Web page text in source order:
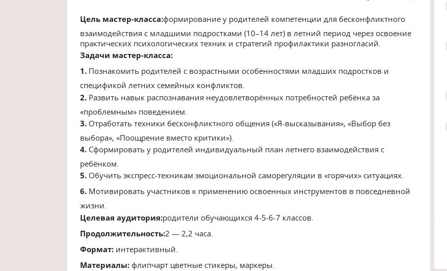
Цель мастер-класса:формирование у родителей компетенции для бесконфликтного
взаимодействия с младшими подростками (10–14 лет) в летний период через освоение
практических психологических техник и стратегий профилактики разногласий.
Задачи мастер-класса:
1. Познакомить родителей с возрастными особенностями младших подростков и
спецификой летних семейных конфликтов.
2. Развить навык распознавания неудовлетворённых потребностей ребёнка за
«проблемным» поведением.
3. Отработать техники бесконфликтного общения («Я-высказывания», «Выбор без
выбора», «Поощрение вместо критики»).
4. Сформировать у родителей индивидуальный план летнего взаимодействия с
ребёнком.
5. Обучить экспресс-техникам эмоциональной саморегуляции в «горячих» ситуациях.
6. Мотивировать участников к применению освоенных инструментов в повседневной
жизни.
Целевая аудитория:родители обучающихся 4-5-6-7 классов
Продолжительность:2 — 2,2 часа.
Формат: интерактивный.
Материалы: флипчарт цветные стикеры, маркеры.